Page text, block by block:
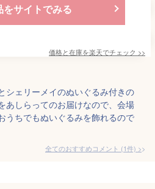
をサイトでみる
価格と在庫を楽天でチェック >>
シェリーメイのぬいぐるみ付きの
あしらってのお届けなので、会場
うちでもぬいぐるみを飾れるので
全てのおすすめコメント (1件) >